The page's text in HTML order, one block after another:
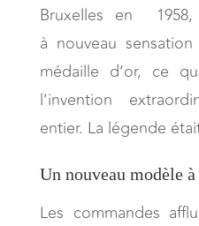
Bruxelles en
à nouveau
médaille d’or, ce
l’invention
entier. La légende
Un nouveau modèle
Les commandes